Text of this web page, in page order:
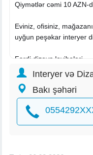
Qiymətlər cəmi 10 AZN-
Eviniz, ofisiniz,
uyğun peşəkar interyer
Fərdi dizayn layihələri
2D və 3D vizuallaşdırma
yerləşdirmə planı
Rəng və dekorasiya həlləri
Müasir, klassik və
Kampaniya məhdud
Interyer və
Bakı şəhəri